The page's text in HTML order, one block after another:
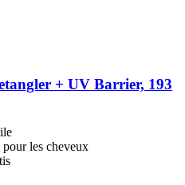
+ UV Barrier, 193
les cheveux